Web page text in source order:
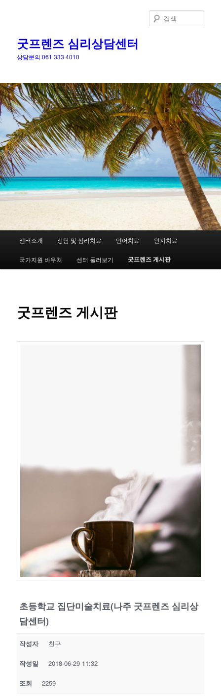
굿프렌즈 심리상담센터
상담문의 061 333 4010
색
첫
번
컨
센터소개 상담 및 심리치료 언어치료 인지치료
국가지원 바우처 센터 둘러보기 굿프렌즈 게시판
굿프렌즈 게시판
초등학교 집단미술치료(나주 굿프렌즈 심리상
담센터)
작성자 친구
작성일 2018-06-29 11:32
조회 2259